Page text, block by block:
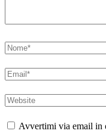
Avvertimi via email in